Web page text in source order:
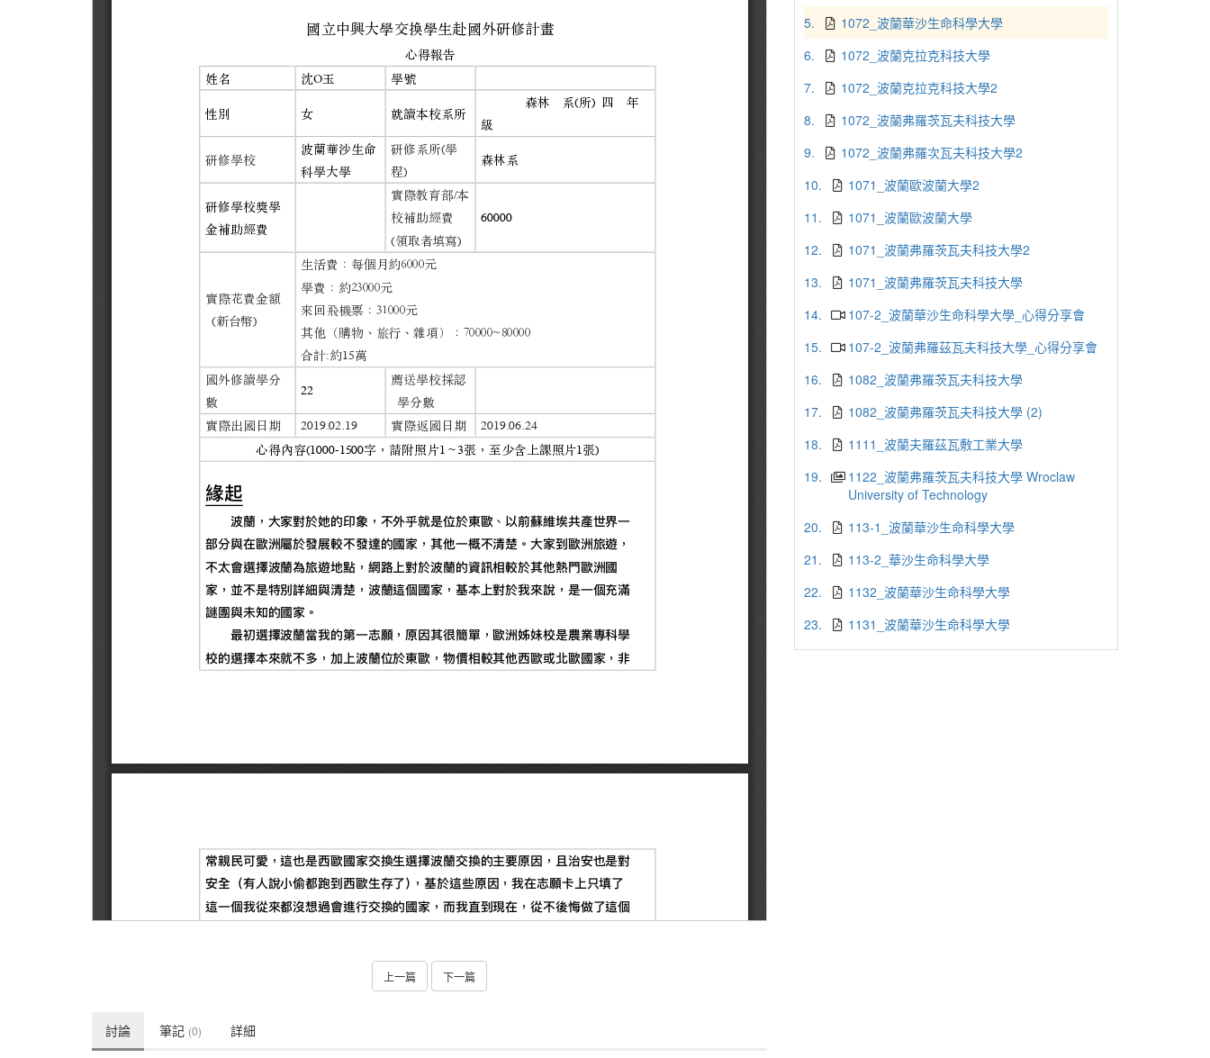
上一篇 下一篇
討論 筆記 (0) 詳細
5.
1072_波蘭華沙生命科學大學
6.
1072_波蘭克拉克科技大學
7.
1072_波蘭克拉克科技大學2
8.
1072_波蘭弗羅茨瓦夫科技大學
9.
1072_波蘭弗羅次瓦夫科技大學2
10.
1071_波蘭歐波蘭大學2
11.
1071_波蘭歐波蘭大學
12.
1071_波蘭弗羅茨瓦夫科技大學2
13.
1071_波蘭弗羅茨瓦夫科技大學
14.
107-2_波蘭華沙生命科學大學_心得分享會
15.
107-2_波蘭弗羅茲瓦夫科技大學_心得分享會
16.
1082_波蘭弗羅茨瓦夫科技大學
17.
1082_波蘭弗羅茨瓦夫科技大學 (2)
18.
1111_波蘭夫羅茲瓦敷工業大學
19.
1122_波蘭弗羅茨瓦夫科技大學 Wroclaw
University of Technology
20.
113-1_波蘭華沙生命科學大學
21.
113-2_華沙生命科學大學
22.
1132_波蘭華沙生命科學大學
23.
1131_波蘭華沙生命科學大學